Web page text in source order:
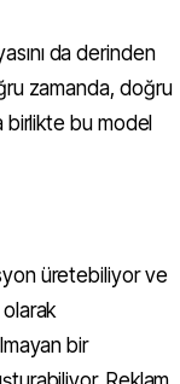
da derinden
zamanda, doğru
birlikte bu model
üretebiliyor ve
bir